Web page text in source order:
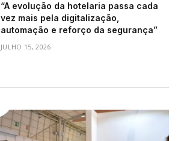
“A evolução da hotelaria passa cada
vez mais pela digitalização,
automação e reforço da segurança”
JULHO 15, 2026